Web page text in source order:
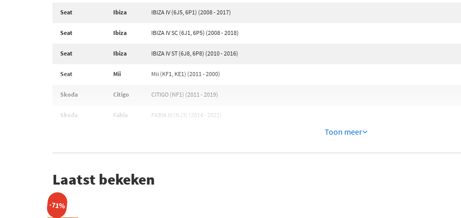
Seat Ibiza IBIZA IV (6J5, 6P1) (2008 - 2017)
Seat Ibiza IBIZA IV SC (6J1, 6P5) (2008 - 2018)
Seat Ibiza IBIZA IV ST (6J8, 6P8) (2010 - 2016)
Seat Mii Mii (KF1, KE1) (2011 - 2000)
Skoda Citigo CITIGO (NF1) (2011 - 2019)
Skoda Fabia FABIA III (NJ3) (2014 - 2021)
Toon meer
Laatst bekeken
-71%